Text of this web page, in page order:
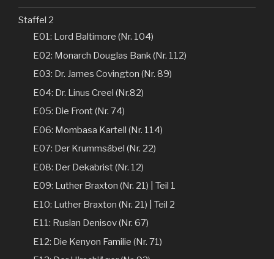
Staffel 2
E01: Lord Baltimore (Nr. 104)
E02: Monarch Douglas Bank (Nr. 112)
E03: Dr. James Covington (Nr. 89)
E04: Dr. Linus Creel (Nr.82)
E05: Die Front (Nr. 74)
E06: Mombasa Kartell (Nr. 114)
E07: Der Krummsäbel (Nr. 22)
E08: Der Dekabrist (Nr. 12)
E09: Luther Braxton (Nr. 21) | Teil 1
E10: Luther Braxton (Nr. 21) | Teil 2
E11: Ruslan Denisov (Nr. 67)
E12: Die Kenyon Familie (Nr. 71)